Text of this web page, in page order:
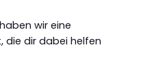
wir eine
die dir dabei helfen